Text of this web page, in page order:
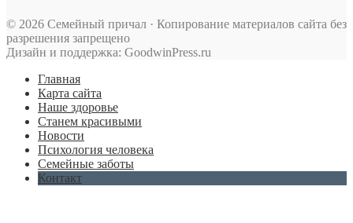
© 2026 Семейный причал · Копирование материалов сайта без
разрешения запрещено
Дизайн и поддержка: GoodwinPress.ru
Главная
Карта сайта
Наше здоровье
Станем красивыми
Новости
Психология человека
Семейные заботы
Контакт